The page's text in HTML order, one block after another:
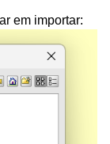
em importar: